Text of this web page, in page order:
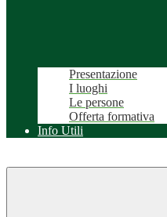
Presentazione
I luoghi
Le persone
Offerta formativa
Info Utili